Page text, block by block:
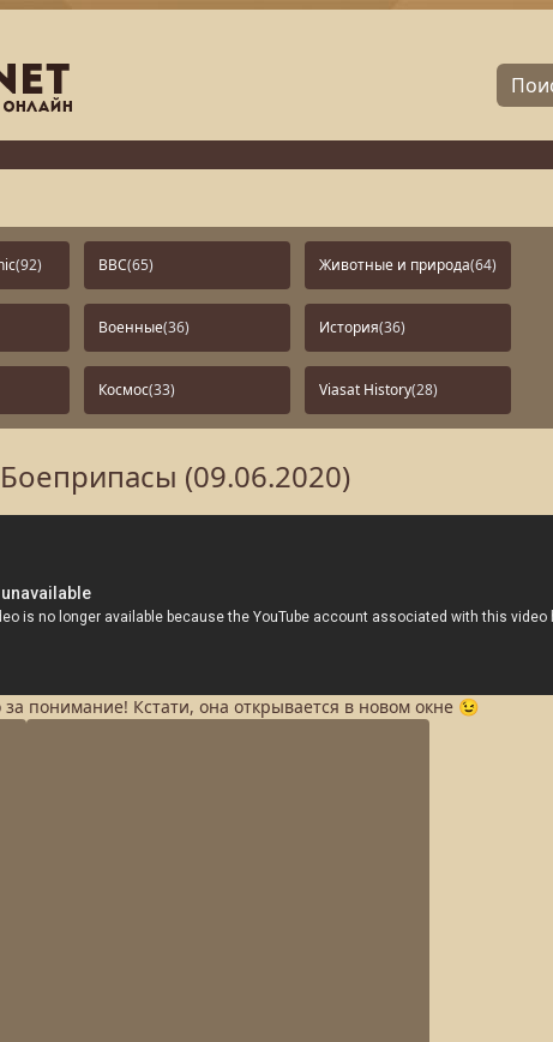
(92) BBC(65) Животные и природа(64)
Военные(36) История(36)
Космос(33) Viasat History(28)
(09.06.2020)
понимание! Кстати, она открывается в новом окне 😉